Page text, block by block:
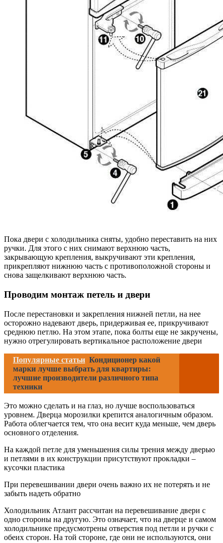
Пока двери с холодильника сняты, удобно переставить на них
ручки. Для этого с них снимают верхнюю часть,
закрывающую крепления, выкручивают эти крепления,
прикрепляют нижнюю часть с противоположной стороны и
снова защелкивают верхнюю часть.
Проводим монтаж петель и двери
После перестановки и закрепления нижней петли, на нее
осторожно надевают дверь, придерживая ее, прикручивают
среднюю петлю. На этом этапе, пока болты еще не закручены,
нужно отрегулировать вертикальное расположение двери
Популярные статьи Кондиционер какой
марки лучше выбрать для квартиры:
лучшие производители различного типа
техники
Это можно сделать и на глаз, но лучше воспользоваться
уровнем. Дверца морозилки крепится аналогичным образом.
Работа облегчается тем, что она весит куда меньше, чем дверь
основного отделения.
На каждой петле для уменьшения силы трения между дверью
и петлями в их конструкции присутствуют прокладки –
кусочки пластика
При перевешивании двери очень важно их не потерять и не
забыть надеть обратно
Холодильник Атлант рассчитан на перевешивание двери с
одно стороны на другую. Это означает, что на дверце и самом
холодильнике предусмотрены отверстия под петли и ручки с
обеих сторон. На той стороне, где они не используются, они